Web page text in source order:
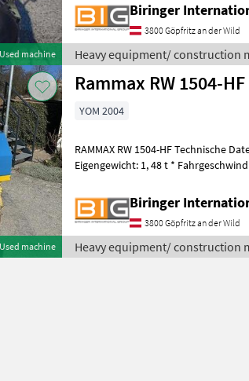
Used machine
Biringer
3800 Göpfritz an der Wild
Heavy equipment/ construction
Used machine
Rammax RW 1504-HF
YOM 2004
RAMMAX RW 1504-HF Technische
Eigengewicht: 1, 48 t *
Biringer
3800 Göpfritz an der Wild
Heavy equipment/ construction